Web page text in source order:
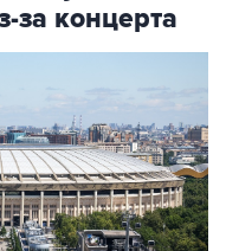
за концерта